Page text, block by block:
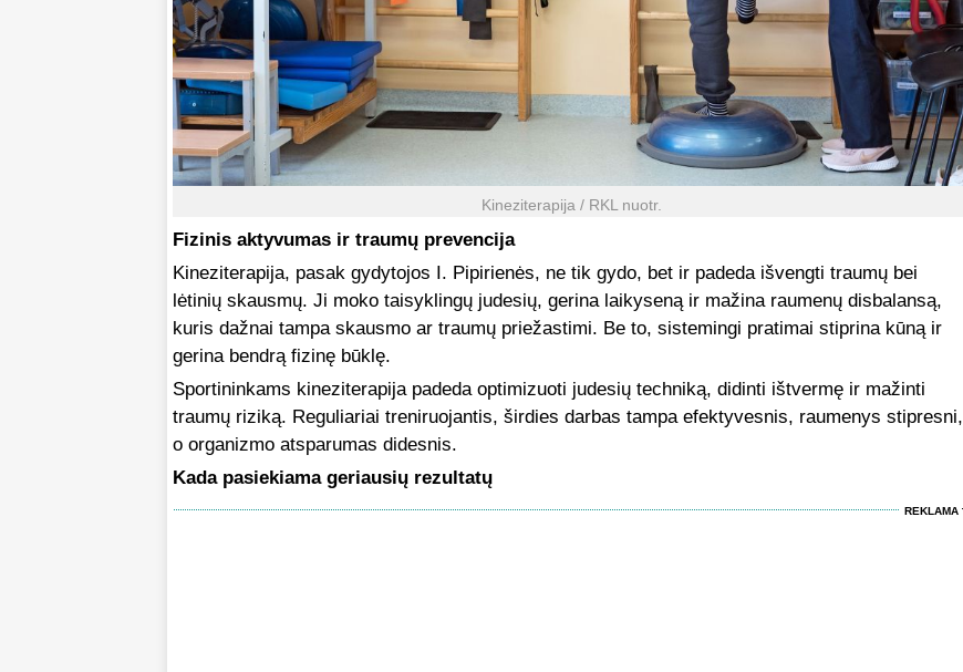
Kineziterapija / RKL nuotr.
Fizinis aktyvumas ir traumų prevencija
Kineziterapija, pasak gydytojos I. Pipirienės, ne tik gydo, bet ir padeda išvengti traumų bei
lėtinių skausmų. Ji moko taisyklingų judesių, gerina laikyseną ir mažina raumenų disbalansą,
kuris dažnai tampa skausmo ar traumų priežastimi. Be to, sistemingi pratimai stiprina kūną ir
gerina bendrą fizinę būklę.
Sportininkams kineziterapija padeda optimizuoti judesių techniką, didinti ištvermę ir mažinti
traumų riziką. Reguliariai treniruojantis, širdies darbas tampa efektyvesnis, raumenys stipresni,
o organizmo atsparumas didesnis.
Kada pasiekiama geriausių rezultatų
REKLAMA